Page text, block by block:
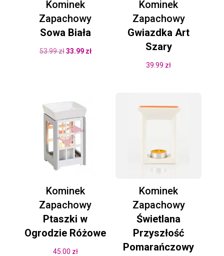
Kominek
Zapachowy
Sowa Biała
53.99zł Pierwotna
33.99 złAktualna
Kominek
Zapachowy
Gwiazdka Art
Szary
39.99 zł
Kominek
Zapachowy
Ptaszki w
Ogrodzie Różowe
45.00 zł
Kominek
Zapachowy
Świetlana
Przyszłość
Pomarańczowy